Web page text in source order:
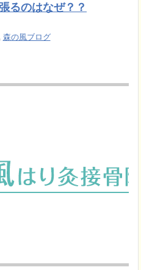
るのはなぜ？？
森の風ブログ